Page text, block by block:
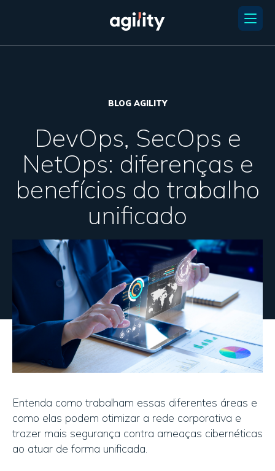
BLOG AGILITY
DevOps, SecOps e
NetOps: diferenças e
benefícios do trabalho
unificado
Entenda como trabalham essas diferentes áreas e
como elas podem otimizar a rede corporativa e
trazer mais segurança contra ameaças cibernéticas
ao atuar de forma unificada.